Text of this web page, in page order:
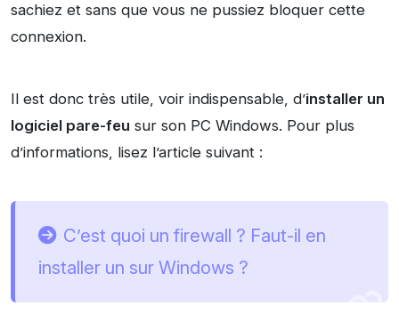
sachiez et sans que vous ne pussiez bloquer cette
connexion.
Il est donc très utile, voir indispensable, d’installer un
logiciel pare-feu sur son PC Windows. Pour plus
d’informations, lisez l’article suivant :
C’est quoi un firewall ? Faut-il en
installer un sur Windows ?